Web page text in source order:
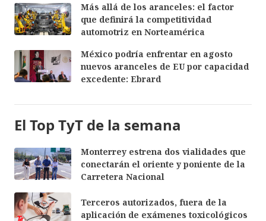
Más allá de los aranceles: el factor
que definirá la competitividad
automotriz en Norteamérica
México podría enfrentar en agosto
nuevos aranceles de EU por capacidad
excedente: Ebrard
El Top TyT de la semana
Monterrey estrena dos vialidades que
conectarán el oriente y poniente de la
Carretera Nacional
Terceros autorizados, fuera de la
aplicación de exámenes toxicológicos